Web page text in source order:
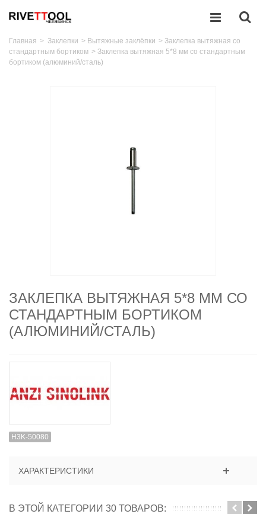
Главная > Заклепки > Вытяжные заклёпки > Заклепка вытяжная со
стандартным бортиком > Заклепка вытяжная 5*8 мм со стандартным
бортиком (алюминий/сталь)
ЗАКЛЕПКА ВЫТЯЖНАЯ 5*8 ММ СО
СТАНДАРТНЫМ БОРТИКОМ
(АЛЮМИНИЙ/СТАЛЬ)
H3K-50080
ХАРАКТЕРИСТИКИ
В ЭТОЙ КАТЕГОРИИ 30 ТОВАРОВ: